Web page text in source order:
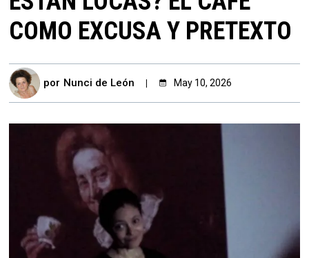
COMO EXCUSA Y PRETEXTO
por Nunci de León May 10, 2026